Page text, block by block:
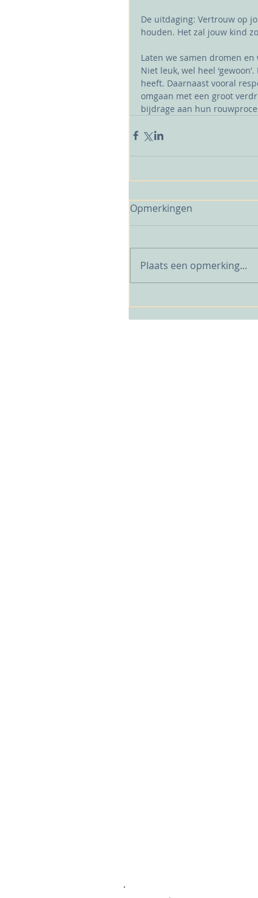
De uitdaging: Vertrouw op
houden. Het zal jouw kind
Laten we samen dromen
Niet leuk, wel heel
heeft. Daarnaast vooral
omgaan met een groot
bijdrage aan hun
Opmerkingen
Plaats een opmerking...